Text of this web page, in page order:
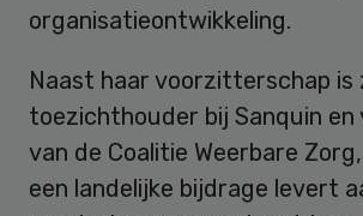
organisatieontwikkeling.
Naast haar voorzitterschap is
toezichthouder bij Sanquin
van de Coalitie Weerbare
een landelijke bijdrage levert